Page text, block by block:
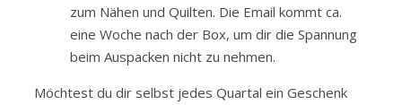
zum Nähen und Quilten. Die Email kommt ca.
eine Woche nach der Box, um dir die Spannung
beim Auspacken nicht zu nehmen.
Möchtest du dir selbst jedes Quartal ein Geschenk